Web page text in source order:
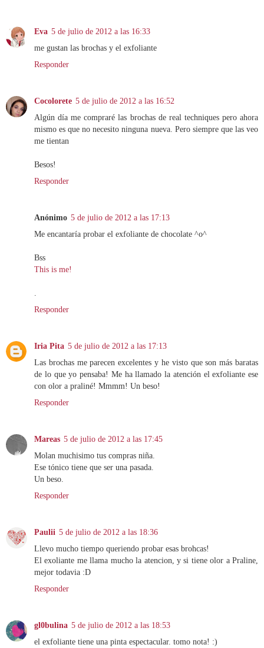
Eva 5 de julio de 2012 a las 16:33
me gustan las brochas y el exfoliante
Responder
Cocolorete 5 de julio de 2012 a las 16:52
Algún día me compraré las brochas de real techniques pero ahora
mismo es que no necesito ninguna nueva. Pero siempre que las veo
me tientan
Besos!
Responder
Anónimo 5 de julio de 2012 a las 17:13
Me encantaría probar el exfoliante de chocolate ^o^
Bss
This is me!
Responder
Iria Pita 5 de julio de 2012 a las 17:13
Las brochas me parecen excelentes y he visto que son más baratas
de lo que yo pensaba! Me ha llamado la atención el exfoliante ese
con olor a praliné! Mmmm! Un beso!
Responder
Mareas 5 de julio de 2012 a las 17:45
Molan muchisimo tus compras niña.
Ese tónico tiene que ser una pasada.
Un beso.
Responder
Paulii 5 de julio de 2012 a las 18:36
Llevo mucho tiempo queriendo probar esas brohcas!
El exoliante me llama mucho la atencion, y si tiene olor a Praline,
mejor todavia :D
Responder
gl0bulina 5 de julio de 2012 a las 18:53
el exfoliante tiene una pinta espectacular. tomo nota! :)